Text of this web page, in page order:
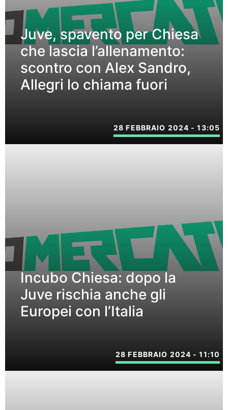
Juve, spavento per Chiesa
che lascia l’allenamento:
scontro con Alex Sandro,
Allegri lo chiama fuori
28 FEBBRAIO 2024 - 13:05
Incubo Chiesa: dopo la
Juve rischia anche gli
Europei con l’Italia
28 FEBBRAIO 2024 - 11:10